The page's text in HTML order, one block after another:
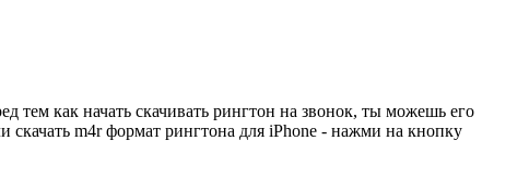
тем как начать скачивать рингтон на звонок, ты можешь его
m4r формат рингтона для iPhone - нажми на кнопку